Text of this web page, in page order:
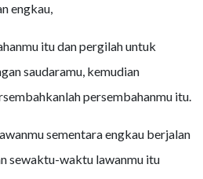
engkau,
itu dan pergilah untuk
saudaramu, kemudian
persembahanmu itu.
sementara engkau berjalan
sewaktu-waktu lawanmu itu